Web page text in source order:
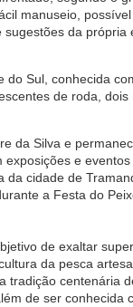
manuseio,
da
Sul, conhecida
de roda,
da Silva e
e
cidade de
a Festa do
de exaltar
da pesca
tradição centenária
de ser conhecida